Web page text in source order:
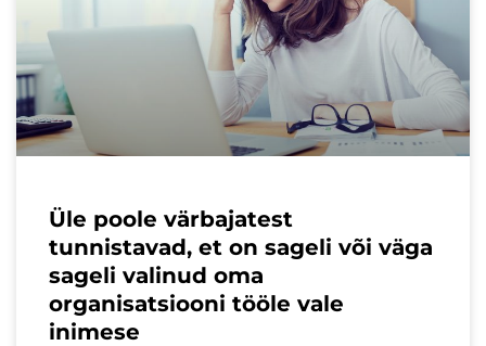
Üle poole värbajatest
tunnistavad, et on sageli või väga
sageli valinud oma
organisatsiooni tööle vale
inimese